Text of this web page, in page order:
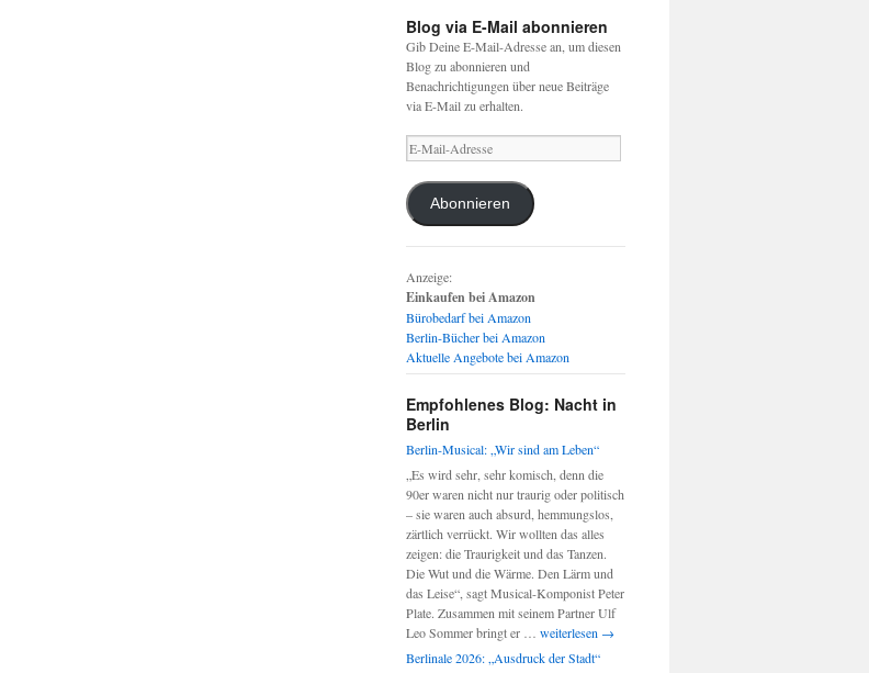
Blog via E-Mail abonnieren
Gib Deine E-Mail-Adresse an, um diesen
Blog zu abonnieren und
Benachrichtigungen über neue Beiträge
via E-Mail zu erhalten.
E-
Mail-
Adresse
Abonnieren
Anzeige:
Einkaufen bei Amazon
Bürobedarf bei Amazon
Berlin-Bücher bei Amazon
Aktuelle Angebote bei Amazon
Empfohlenes Blog: Nacht in
Berlin
Berlin-Musical: „Wir sind am Leben“
„Es wird sehr, sehr komisch, denn die
90er waren nicht nur traurig oder politisch
– sie waren auch absurd, hemmungslos,
zärtlich verrückt. Wir wollten das alles
zeigen: die Traurigkeit und das Tanzen.
Die Wut und die Wärme. Den Lärm und
das Leise“, sagt Musical-Komponist Peter
Plate. Zusammen mit seinem Partner Ulf
Leo Sommer bringt er … Berlin-
Musical:
weiterlesen →
Berlinale 2026: „Ausdruck der Stadt“